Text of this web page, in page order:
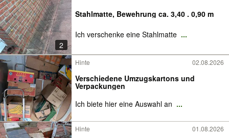
2
Stahlmatte, Bewehrung ca. 3,40 . 0,90 m
Ich verschenke eine Stahlmatte ...
Hinte 02.08.2026
Verschiedene Umzugskartons und
Verpackungen
Ich biete hier eine Auswahl an ...
Hinte 01.08.2026